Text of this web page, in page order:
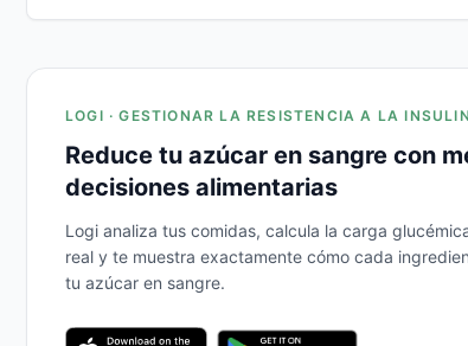
LOGI · GESTIONAR LA RESISTENCIA A LA
Reduce tu azúcar en sangre con
decisiones alimentarias
Logi analiza tus comidas, calcula la carga
real y te muestra exactamente cómo cada
tu azúcar en sangre.